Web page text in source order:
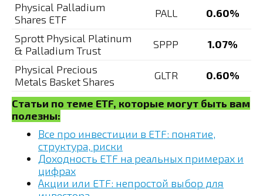
Physical Palladium
Shares ETF
PALL
0.60%
Sprott Physical Platinum
& Palladium Trust
SPPP
1.07%
Physical Precious
Metals Basket Shares
GLTR 0.60%
Статьи по теме ETF, которые могут быть вам
полезны:
Все про инвестиции в ETF: понятие,
структура, риски
Доходность ETF на реальных примерах и
цифрах
Акции или ETF: непростой выбор для